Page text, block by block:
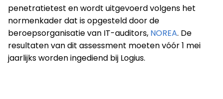
penetratietest en wordt uitgevoerd volgens het
normenkader dat is opgesteld door de
beroepsorganisatie van IT-auditors, NOREA. De
resultaten van dit assessment moeten vóór 1 mei
jaarlijks worden ingediend bij Logius.